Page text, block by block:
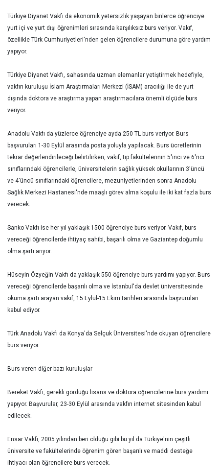
Türkiye Diyanet Vakfı da ekonomik yetersizlik yaşayan binlerce öğrenciye
yurt içi ve yurt dışı öğrenimleri sırasında karşılıksız burs veriyor. Vakıf,
özellikle Türk Cumhuriyetleri'nden gelen öğrencilere durumuna göre yardım
yapıyor.
Türkiye Diyanet Vakfı, sahasında uzman elemanlar yetiştirmek hedefiyle,
vakfın kuruluşu İslam Araştırmaları Merkezi (İSAM) aracılığı ile de yurt
dışında doktora ve araştırma yapan araştırmacılara önemli ölçüde burs
veriyor.
Anadolu Vakfı da yüzlerce öğrenciye ayda 250 TL burs veriyor. Burs
başvuruları 1-30 Eylül arasında posta yoluyla yapılacak. Burs ücretlerinin
tekrar değerlendirileceği belirtilirken, vakıf, tıp fakültelerinin 5'inci ve 6'ncı
sınıflarındaki öğrencilerle, üniversitelerin sağlık yüksek okullarının 3'üncü
ve 4'üncü sınıflarındaki öğrencilere, mezuniyetlerinden sonra Anadolu
Sağlık Merkezi Hastanesi'nde maaşlı görev alma koşulu ile iki kat fazla burs
verecek.
Sanko Vakfı ise her yıl yaklaşık 1500 öğrenciye burs veriyor. Vakıf, burs
vereceği öğrencilerde ihtiyaç sahibi, başarılı olma ve Gaziantep doğumlu
olma şartı arıyor.
Hüseyin Özyeğin Vakfı da yaklaşık 550 öğrenciye burs yardımı yapıyor. Burs
vereceği öğrencilerde başarılı olma ve İstanbul'da devlet üniversitesinde
okuma şartı arayan vakıf, 15 Eylül-15 Ekim tarihleri arasında başvuruları
kabul ediyor.
Türk Anadolu Vakfı da Konya'da Selçuk Üniversitesi'nde okuyan öğrencilere
burs veriyor.
Burs veren diğer bazı kuruluşlar
Bereket Vakfı, gerekli gördüğü lisans ve doktora öğrencilerine burs yardımı
yapıyor. Başvurular, 23-30 Eylül arasında vakfın internet sitesinden kabul
edilecek.
Ensar Vakfı, 2005 yılından beri olduğu gibi bu yıl da Türkiye'nin çeşitli
üniversite ve fakültelerinde öğrenim gören başarılı ve maddi desteğe
ihtiyacı olan öğrencilere burs verecek.